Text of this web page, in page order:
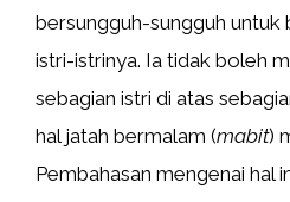
bersungguh-sungguh untuk
istri-istrinya. Ia tidak boleh
sebagian istri di atas
hal jatah bermalam (mabit)
Pembahasan mengenai hal